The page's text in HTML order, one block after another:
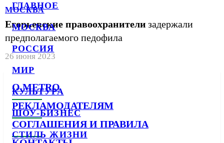
ГЛАВНОЕ
МОСКВА
РОССИЯ
МИР
КУЛЬТУРА
ШОУ-БИЗНЕС
СТИЛЬ ЖИЗНИ
МОСКВА
Егорьевские правоохранители задержали
предполагаемого педофила
26 июня 2023
О METRO
РЕКЛАМОДАТЕЛЯМ
СОГЛАШЕНИЯ И ПРАВИЛА